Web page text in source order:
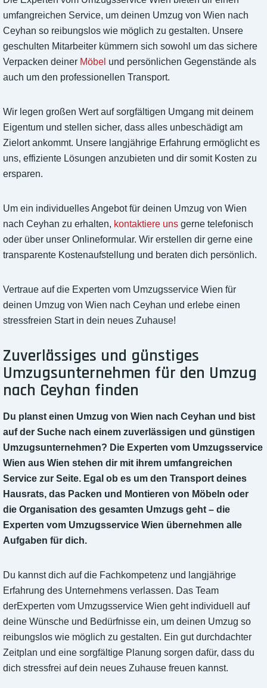
umfangreichen Service, um deinen Umzug von Wien nach
Ceyhan so reibungslos wie möglich zu gestalten. Unsere
geschulten Mitarbeiter kümmern sich sowohl um das sichere
Verpacken deiner Möbel und persönlichen Gegenstände als
auch um den professionellen Transport.
Wir legen großen Wert auf sorgfältigen Umgang mit deinem
Eigentum und stellen sicher, dass alles unbeschädigt am
Zielort ankommt. Unsere langjährige Erfahrung ermöglicht es
uns, effiziente Lösungen anzubieten und dir somit Kosten zu
ersparen.
Um ein individuelles Angebot für deinen Umzug von Wien
nach Ceyhan zu erhalten, kontaktiere uns gerne telefonisch
oder über unser Onlineformular. Wir erstellen dir gerne eine
transparente Kostenaufstellung und beraten dich persönlich.
Vertraue auf die Experten vom Umzugsservice Wien für
deinen Umzug von Wien nach Ceyhan und erlebe einen
stressfreien Start in dein neues Zuhause!
Zuverlässiges und günstiges
Umzugsunternehmen für den Umzug
nach Ceyhan finden
Du planst einen Umzug von Wien nach Ceyhan und bist
auf der Suche nach einem zuverlässigen und günstigen
Umzugsunternehmen? Die Experten vom Umzugsservice
Wien aus Wien stehen dir mit ihrem umfangreichen
Service zur Seite. Egal ob es um den Transport deines
Hausrats, das Packen und Montieren von Möbeln oder
die Organisation des gesamten Umzugs geht – die
Experten vom Umzugsservice Wien übernehmen alle
Aufgaben für dich.
Du kannst dich auf die Fachkompetenz und langjährige
Erfahrung des Unternehmens verlassen. Das Team
derExperten vom Umzugsservice Wien geht individuell auf
deine Wünsche und Bedürfnisse ein, um deinen Umzug so
reibungslos wie möglich zu gestalten. Ein gut durchdachter
Zeitplan und eine sorgfältige Planung sorgen dafür, dass du
dich stressfrei auf dein neues Zuhause freuen kannst.